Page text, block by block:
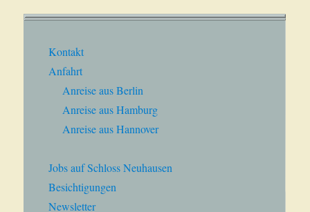
Kontakt
Anfahrt
Anreise aus Berlin
Anreise aus Hamburg
Anreise aus Hannover
Jobs auf Schloss Neuhausen
Besichtigungen
Newsletter